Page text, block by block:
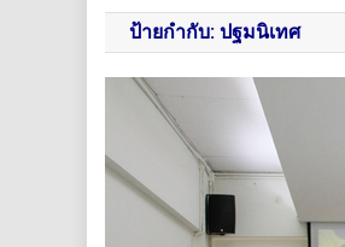
ป้ายกำกับ: ปฐมนิเทศ